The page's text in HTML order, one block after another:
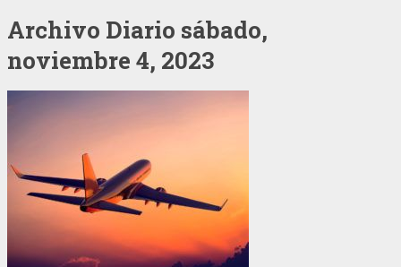
Archivo Diario sábado,
noviembre 4, 2023